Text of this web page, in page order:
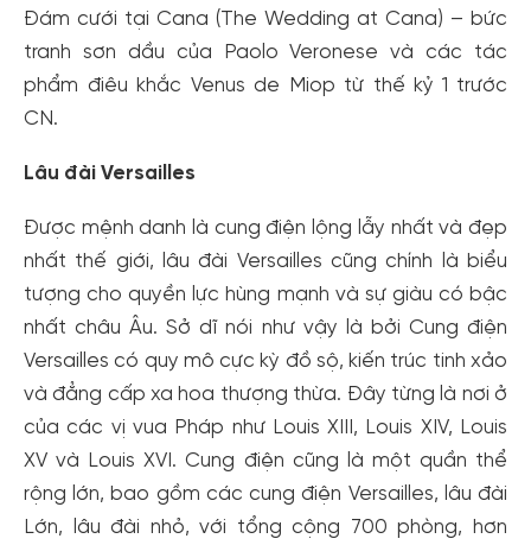
Đám cưới tại Cana (The Wedding at Cana) – bức
tranh sơn dầu của Paolo Veronese và các tác
phẩm điêu khắc Venus de Miop từ thế kỷ 1 trước
CN.
Lâu đài Versailles
Được mệnh danh là cung điện lộng lẫy nhất và đẹp
nhất thế giới, lâu đài Versailles cũng chính là biểu
tượng cho quyền lực hùng mạnh và sự giàu có bậc
nhất châu Âu. Sở dĩ nói như vậy là bởi Cung điện
Versailles có quy mô cực kỳ đồ sộ, kiến trúc tinh xảo
và đẳng cấp xa hoa thượng thừa. Đây từng là nơi ở
của các vị vua Pháp như Louis XIII, Louis XIV, Louis
XV và Louis XVI. Cung điện cũng là một quần thể
rộng lớn, bao gồm các cung điện Versailles, lâu đài
Lớn, lâu đài nhỏ, với tổng cộng 700 phòng, hơn